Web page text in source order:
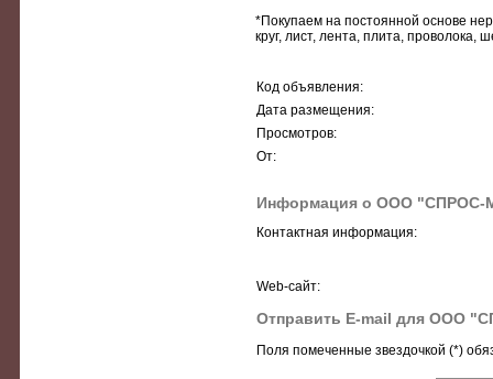
*Покупаем на постоянной основе
круг, лист, лента, плита, проволока,
Код объявления:
Дата размещения:
Просмотров:
От:
Информация о ООО "СПРОС-
Контактная информация:
Web-сайт:
Отправить E-mail для ООО
Поля помеченные звездочкой (*)